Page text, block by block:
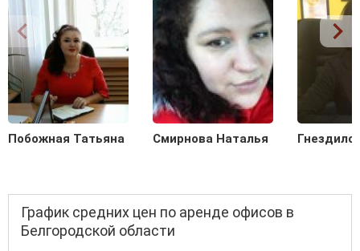
Побожная Татьяна Смирнова Наталья
График средних цен по аренде офисов в
Белгородской области